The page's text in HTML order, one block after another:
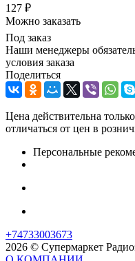
127 ₽
Можно заказать
Под заказ
Наши менеджеры
условия заказа
Поделиться
Цена действительна
отличаться от цен в
Персональные
+74733003673
2026 © Супермаркет